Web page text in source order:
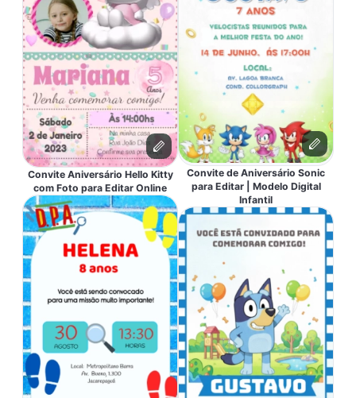
Convite Aniversário Hello Kitty
com Foto para Editar Online
Convite de Aniversário Sonic
para Editar | Modelo Digital
Infantil